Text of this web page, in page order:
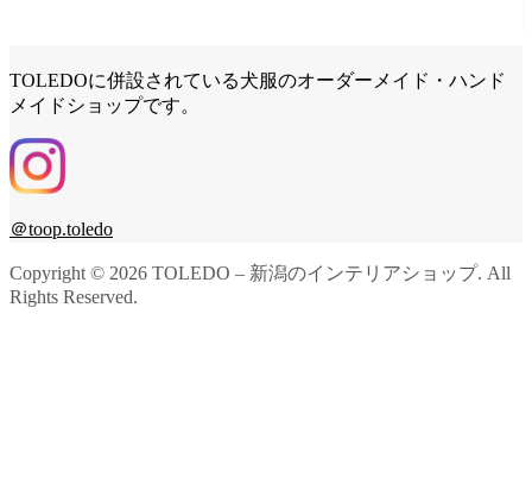
TOLEDOに併設されている犬服のオーダーメイド・ハンド
メイドショップです。
＠toop.toledo
Copyright © 2026 TOLEDO – 新潟のインテリアショップ. All
Rights Reserved.